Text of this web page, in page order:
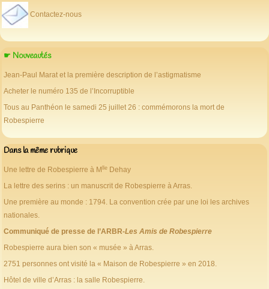
Contactez-nous
☛ Nouveautés
Jean-Paul Marat et la première description de l’astigmatisme
Acheter le numéro 135 de l’Incorruptible
Tous au Panthéon le samedi 25 juillet 26 : commémorons la mort de
Robespierre
Dans la même rubrique
Une lettre de Robespierre à M lle Dehay
La lettre des serins : un manuscrit de Robespierre à Arras.
Une première au monde : 1794. La convention crée par une loi les archives
nationales.
Communiqué de presse de l’ARBR-Les Amis de Robespierre
Robespierre aura bien son « musée » à Arras.
2751 personnes ont visité la « Maison de Robespierre » en 2018.
Hôtel de ville d’Arras : la salle Robespierre.